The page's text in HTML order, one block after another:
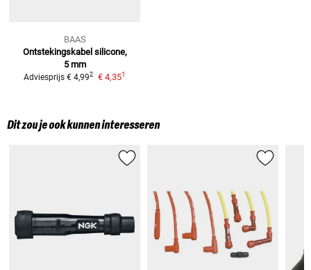
BAAS
Ontstekingskabel silicone,
5 mm
Adviesprijs € 4,992 € 4,351
Dit zou je ook kunnen interesseren